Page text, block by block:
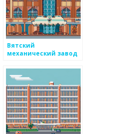
Вятский
механический завод